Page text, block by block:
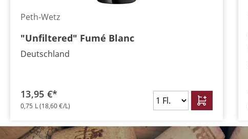
Peth-Wetz
"Unfiltered" Fumé Blanc
Deutschland
13,95 €*
0,75 L(18,60 €/L)